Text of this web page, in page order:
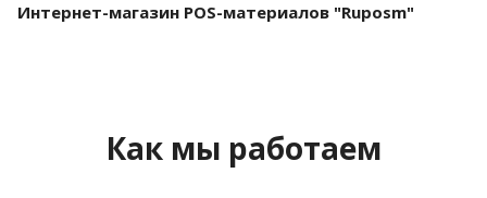
Интернет-магазин POS-материалов "Ruposm"
Как мы работаем